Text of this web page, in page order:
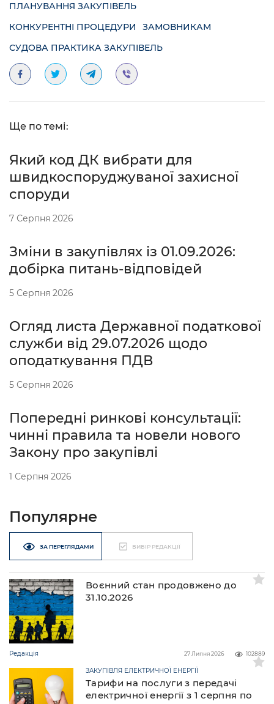
ПЛАНУВАННЯ ЗАКУПІВЕЛЬ
КОНКУРЕНТНІ ПРОЦЕДУРИ
ЗАМОВНИКАМ
СУДОВА ПРАКТИКА ЗАКУПІВЕЛЬ
Ще по темі:
Який код ДК вибрати для
швидкоспоруджуваної захисної
споруди
7 Серпня 2026
Зміни в закупівлях із 01.09.2026:
добірка питань-відповідей
5 Серпня 2026
Огляд листа Державної податкової
служби від 29.07.2026 щодо
оподаткування ПДВ
5 Серпня 2026
Попередні ринкові консультації:
чинні правила та новели нового
Закону про закупівлі
1 Серпня 2026
Популярне
ЗА ПЕРЕГЛЯДАМИ ВИБІР РЕДАКЦІЇ
Воєнний стан продовжено до
31.10.2026
Редакція 102889
27 Липня 2026
Тарифи на послуги з передачі
електричної енергії з 1 серпня по
ЗАКУПІВЛЯ ЕЛЕКТРИЧНОЇ ЕНЕРГІЇ